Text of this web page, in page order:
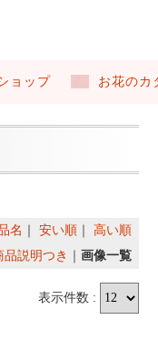
ョップ お花のカ
名 安い順｜ 高い順
品説明つき 画像一覧
表示件数 :